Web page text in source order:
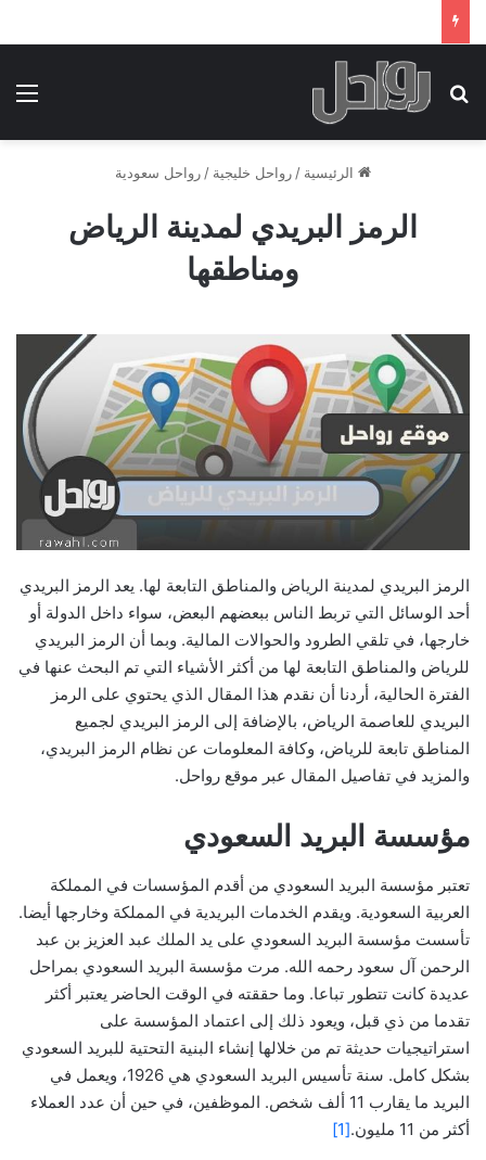
بحث عن
الرئيسية / رواحل خليجية / رواحل سعودية
الرمز البريدي لمدينة الرياض
ومناطقها
الرمز البريدي لمدينة الرياض والمناطق التابعة لها. يعد الرمز البريدي
أحد الوسائل التي تربط الناس ببعضهم البعض، سواء داخل الدولة أو
خارجها، في تلقي الطرود والحوالات المالية. وبما أن الرمز البريدي
للرياض والمناطق التابعة لها من أكثر الأشياء التي تم البحث عنها في
الفترة الحالية، أردنا أن نقدم هذا المقال الذي يحتوي على الرمز
البريدي للعاصمة الرياض، بالإضافة إلى الرمز البريدي لجميع
المناطق تابعة للرياض، وكافة المعلومات عن نظام الرمز البريدي،
والمزيد في تفاصيل المقال عبر موقع رواحل.
مؤسسة البريد السعودي
تعتبر مؤسسة البريد السعودي من أقدم المؤسسات في المملكة
العربية السعودية. ويقدم الخدمات البريدية في المملكة وخارجها أيضا.
تأسست مؤسسة البريد السعودي على يد الملك عبد العزيز بن عبد
الرحمن آل سعود رحمه الله. مرت مؤسسة البريد السعودي بمراحل
عديدة كانت تتطور تباعا. وما حققته في الوقت الحاضر يعتبر أكثر
تقدما من ذي قبل، ويعود ذلك إلى اعتماد المؤسسة على
استراتيجيات حديثة تم من خلالها إنشاء البنية التحتية للبريد السعودي
بشكل كامل. سنة تأسيس البريد السعودي هي 1926، ويعمل في
البريد ما يقارب 11 ألف شخص. الموظفين، في حين أن عدد العملاء
أكثر من 11 مليون.
[1]